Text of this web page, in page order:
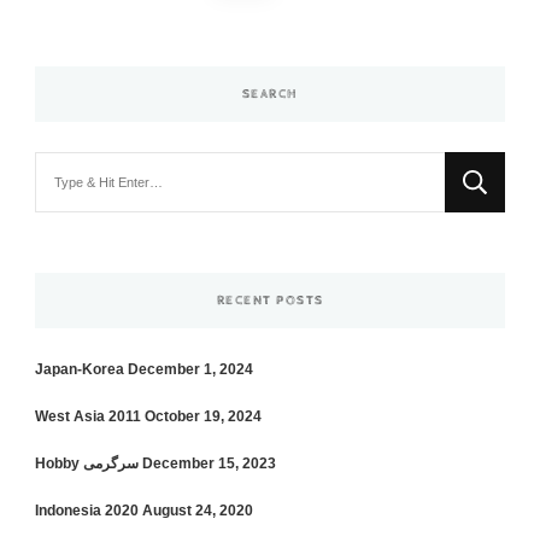
SEARCH
RECENT POSTS
Japan-Korea December 1, 2024
West Asia 2011 October 19, 2024
Hobby سرگرمی December 15, 2023
Indonesia 2020 August 24, 2020